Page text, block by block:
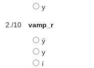
y
vamp_r
ý
y
í